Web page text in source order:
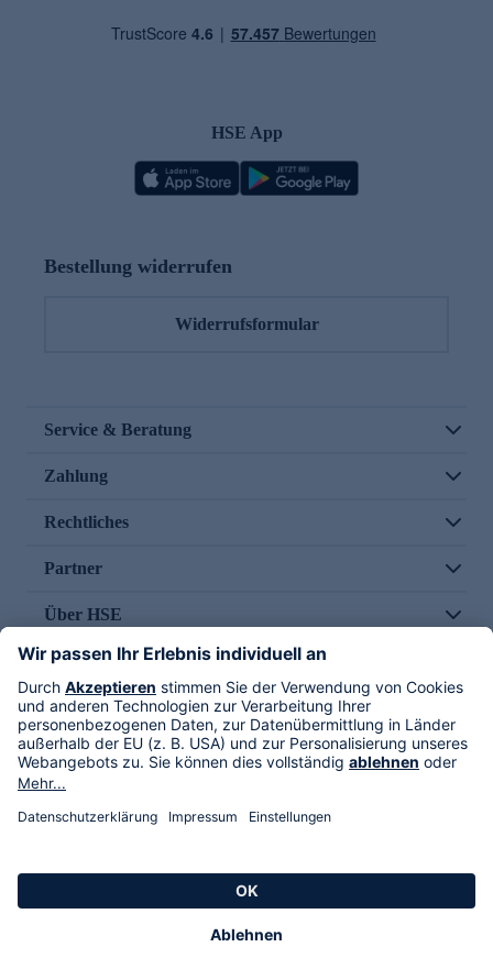
HSE App
Bestellung widerrufen
Widerrufsformular
Service & Beratung
Zahlung
Rechtliches
Partner
Über HSE
Im TV
HSE International